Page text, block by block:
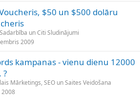
$50 un $500 dolāru
un Citi Sludinājumi
2009
kampanas - vienu dienu 12000
?
Mārketings, SEO un Saites Veidošana
2008